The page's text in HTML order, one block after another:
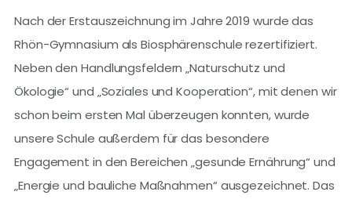
Nach der Erstauszeichnung im Jahre 2019 wurde das
Rhön-Gymnasium als Biosphärenschule rezertifiziert.
Neben den Handlungsfeldern „Naturschutz und
Ökologie“ und „Soziales und Kooperation“, mit denen wir
schon beim ersten Mal überzeugen konnten, wurde
unsere Schule außerdem für das besondere
Engagement in den Bereichen „gesunde Ernährung“ und
„Energie und bauliche Maßnahmen“ ausgezeichnet. Das